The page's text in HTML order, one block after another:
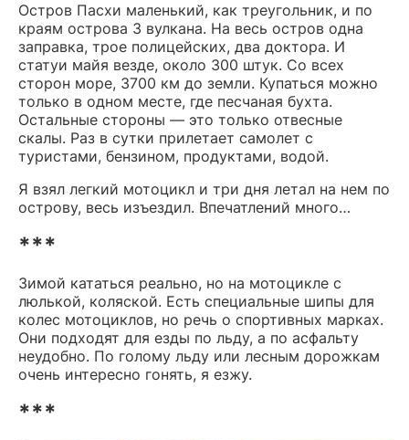
Остров Пасхи маленький, как треугольник, и по
краям острова 3 вулкана. На весь остров одна
заправка, трое полицейских, два доктора. И
статуи майя везде, около 300 штук. Со всех
сторон море, 3700 км до земли. Купаться можно
только в одном месте, где песчаная бухта.
Остальные стороны — это только отвесные
скалы. Раз в сутки прилетает самолет с
туристами, бензином, продуктами, водой.
Я взял легкий мотоцикл и три дня летал на нем по
острову, весь изъездил. Впечатлений много…
***
Зимой кататься реально, но на мотоцикле с
люлькой, коляской. Есть специальные шипы для
колес мотоциклов, но речь о спортивных марках.
Они подходят для езды по льду, а по асфальту
неудобно. По голому льду или лесным дорожкам
очень интересно гонять, я езжу.
***